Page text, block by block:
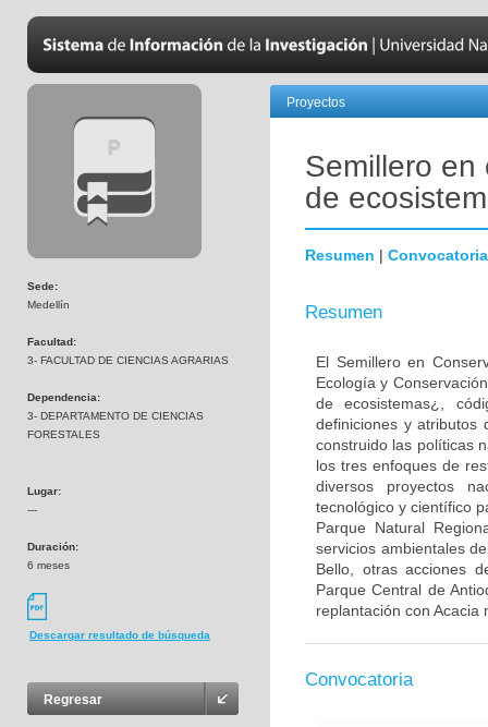
Sede:
Medellín
Facultad:
3- FACULTAD DE CIENCIAS AGRARIAS
Dependencia:
3- DEPARTAMENTO DE CIENCIAS
FORESTALES
Lugar:
---
Duración:
6 meses
Descargar resultado de búsqueda
Regresar
Proyectos
Semillero en
de
Resumen | Convocatoria
Resumen
El Semillero en
Ecología y
de ecosistemas¿,
definiciones y atributos
construido las políticas
los tres enfoques de
diversos proyectos
tecnológico y científico
Parque Natural
servicios ambientales
Bello, otras acciones
Parque Central de
replantación con
Convocatoria